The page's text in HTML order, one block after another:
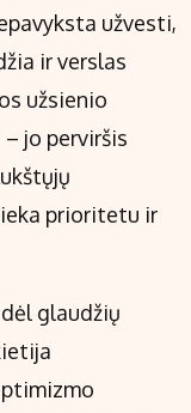
užvesti,
ir verslas
užsienio
jo perviršis
prioritetu ir
glaudžių